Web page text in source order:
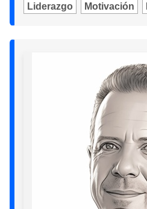
Liderazgo Motivación